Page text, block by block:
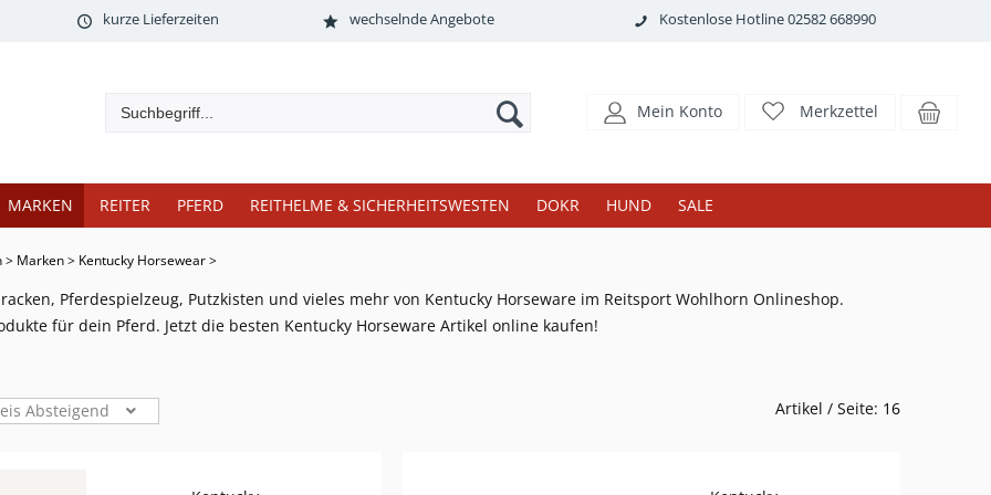
kurze Lieferzeiten wechselnde Angebote Kostenlose Hotline 02582 668990
Mein Konto Merkzettel
MARKEN REITER PFERD REITHELME & SICHERHEITSWESTEN DOKR HUND SALE
> Marken> Kentucky Horsewear>
Pferdespielzeug, Putzkisten und vieles mehr von Kentucky Horseware im Reitsport Wohlhorn Onlineshop.
für dein Pferd. Jetzt die besten Kentucky Horseware Artikel online kaufen!
Absteigend Artikel / Seite: 16